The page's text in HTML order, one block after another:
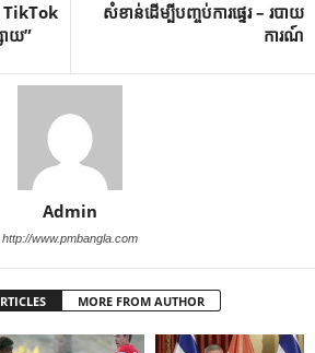
TikTok
យ”
សំខាន់​ដើម្បី​បញ្ចប់​ការ​ផ្ទេរ – របាយ
ការណ៍
Admin
http://www.pmbangla.com
MORE FROM AUTHOR